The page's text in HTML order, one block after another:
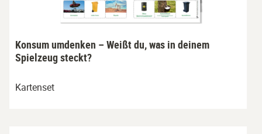
Konsum umdenken – Weißt du, was in deinem
Spielzeug steckt?
Kartenset